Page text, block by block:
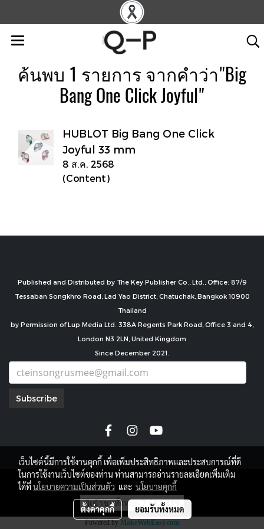
ค้นพบ 1 รายการ จากคำว่า"Big
Bang One Click Joyful"
HUBLOT Big Bang One Click
Joyful 33 mm
8 ส.ค. 2568
(Content)
Published and Distributed by The Key Publisher Co., Ltd., Office: 87/9
Tessaban Songkhro Road, Lad Yao District, Chatuchak, Bangkok 10900
Thailand
by Permission of Lup Media Ltd. 338A Regents Park Road, Office 3 and 4,
London N3 2LN, United Kingdom
Since December 2021.
Subscribe
copyright by
ผู้เข้าชมทั้งหมด7,682,839
Powered byMakeWebEasy.com
เว็บไซต์นี้มีการใช้งานคุกกี้ เพื่อเพิ่มประสิทธิภาพและประสบการณ์ที่ดี
ในการใช้งานเว็บไซต์ของท่าน ท่านสามารถอ่านรายละเอียดเพิ่มเติม
ได้ที่นโยบายความเป็นส่วนตัว และ นโยบายคุกกี้
ตั้งค่าคุกกี้ ยอมรับทั้งหมด